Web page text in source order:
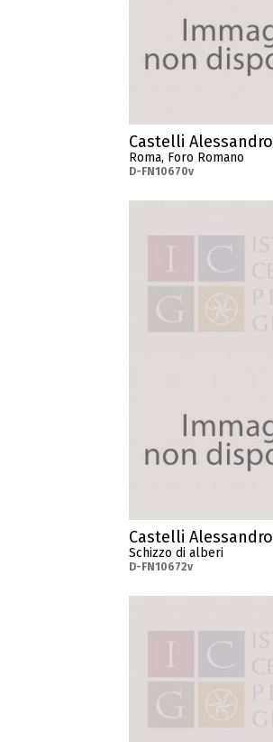
Castelli Alessandro
Roma, Foro Romano
D-FN10670v
Castelli Alessandro
Schizzo di alberi
D-FN10672v